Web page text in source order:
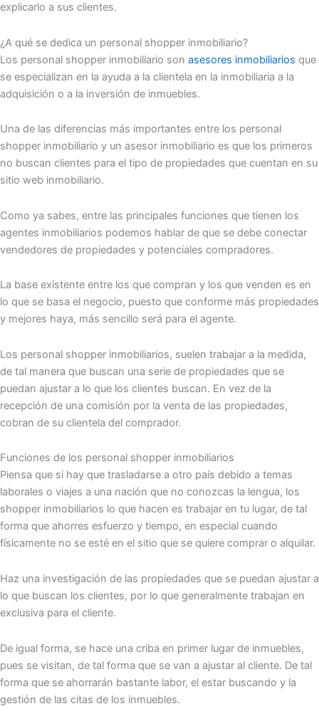
explicarlo a sus clientes.
¿A qué se dedica un personal shopper inmobiliario?
Los personal shopper inmobiliario son asesores inmobiliarios que
se especializan en la ayuda a la clientela en la inmobiliaria a la
adquisición o a la inversión de inmuebles.
Una de las diferencias más importantes entre los personal
shopper inmobiliario y un asesor inmobiliario es que los primeros
no buscan clientes para el tipo de propiedades que cuentan en su
sitio web inmobiliario.
Como ya sabes, entre las principales funciones que tienen los
agentes inmobiliarios podemos hablar de que se debe conectar
vendedores de propiedades y potenciales compradores.
La base existente entre los que compran y los que venden es en
lo que se basa el negocio, puesto que conforme más propiedades
y mejores haya, más sencillo será para el agente.
Los personal shopper inmobiliarios, suelen trabajar a la medida,
de tal manera que buscan una serie de propiedades que se
puedan ajustar a lo que los clientes buscan. En vez de la
recepción de una comisión por la venta de las propiedades,
cobran de su clientela del comprador.
Funciones de los personal shopper inmobiliarios
Piensa que si hay que trasladarse a otro país debido a temas
laborales o viajes a una nación que no conozcas la lengua, los
shopper inmobiliarios lo que hacen es trabajar en tu lugar, de tal
forma que ahorres esfuerzo y tiempo, en especial cuando
físicamente no se esté en el sitio que se quiere comprar o alquilar.
Haz una investigación de las propiedades que se puedan ajustar a
lo que buscan los clientes, por lo que generalmente trabajan en
exclusiva para el cliente.
De igual forma, se hace una criba en primer lugar de inmuebles,
pues se visitan, de tal forma que se van a ajustar al cliente. De tal
forma que se ahorrarán bastante labor, el estar buscando y la
gestión de las citas de los inmuebles.